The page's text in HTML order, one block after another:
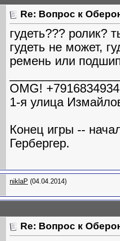
Re: Вопрос к
гудеть??? ролик?
гудеть не может,
ремень или
OMG!
1-я улица
Конец игры --
Гербергер.
niklaP (04.04.2014)
Re: Вопрос к